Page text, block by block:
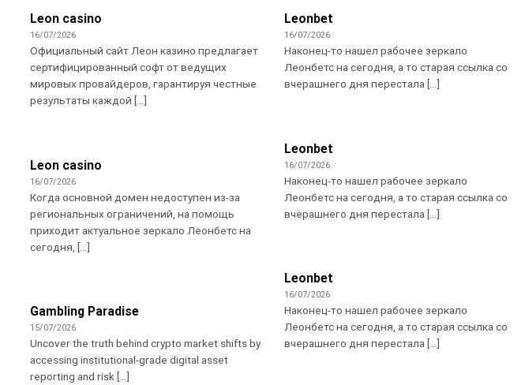
Leon casino
16/07/2026
Официальный сайт Леон казино предлагает
сертифицированный софт от ведущих
мировых провайдеров, гарантируя честные
результаты каждой [...]
Leonbet
16/07/2026
Наконец-то нашел рабочее зеркало
Леонбетс на сегодня, а то старая ссылка со
вчерашнего дня перестала [...]
Leonbet
16/07/2026
Наконец-то нашел рабочее зеркало
Леонбетс на сегодня, а то старая ссылка со
вчерашнего дня перестала [...]
Leon casino
16/07/2026
Когда основной домен недоступен из-за
региональных ограничений, на помощь
приходит актуальное зеркало Леонбетс на
сегодня, [...]
Leonbet
16/07/2026
Наконец-то нашел рабочее зеркало
Леонбетс на сегодня, а то старая ссылка со
вчерашнего дня перестала [...]
Gambling Paradise
15/07/2026
Uncover the truth behind crypto market shifts by
accessing institutional-grade digital asset
reporting and risk [...]